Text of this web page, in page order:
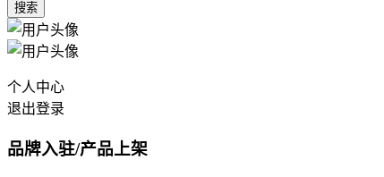
搜索
个人中心
退出登录
品牌入驻/产品上架